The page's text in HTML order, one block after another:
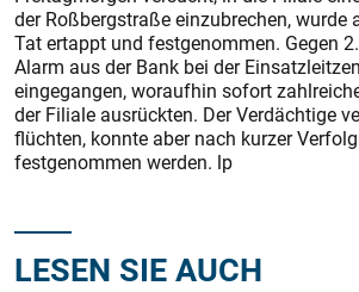
der Roßbergstraße einzubrechen, wurde
Tat ertappt und festgenommen. Gegen
Alarm aus der Bank bei der
eingegangen, woraufhin sofort
der Filiale ausrückten. Der Verdächtige
flüchten, konnte aber nach kurzer
festgenommen werden. lp
LESEN SIE AUCH